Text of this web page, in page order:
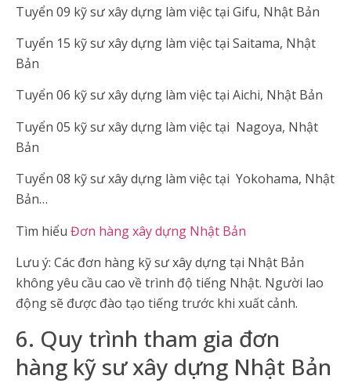
Tuyển 09 kỹ sư xây dựng làm việc tại Gifu, Nhật Bản
Tuyển 15 kỹ sư xây dựng làm việc tại Saitama, Nhật
Bản
Tuyển 06 kỹ sư xây dựng làm việc tại Aichi, Nhật Bản
Tuyển 05 kỹ sư xây dựng làm việc tại Nagoya, Nhật
Bản
Tuyển 08 kỹ sư xây dựng làm việc tại Yokohama, Nhật
Bản…
Tìm hiểu Đơn hàng xây dựng Nhật Bản
Lưu ý: Các đơn hàng kỹ sư xây dựng tại Nhật Bản
không yêu cầu cao về trình độ tiếng Nhật. Người lao
động sẽ được đào tạo tiếng trước khi xuất cảnh.
6. Quy trình tham gia đơn
hàng kỹ sư xây dựng Nhật Bản